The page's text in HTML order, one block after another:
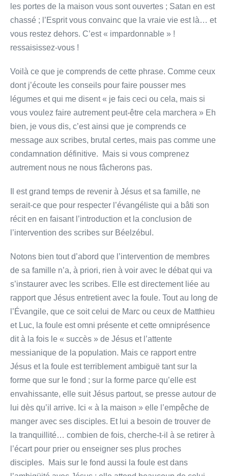
les portes de la maison vous sont ouvertes ; Satan en est
chassé ; l’Esprit vous convainc que la vraie vie est là… et
vous restez dehors. C’est « impardonnable » !
ressaisissez-vous !
Voilà ce que je comprends de cette phrase. Comme ceux
dont j’écoute les conseils pour faire pousser mes
légumes et qui me disent « je fais ceci ou cela, mais si
vous voulez faire autrement peut-être cela marchera » Eh
bien, je vous dis, c’est ainsi que je comprends ce
message aux scribes, brutal certes, mais pas comme une
condamnation définitive. Mais si vous comprenez
autrement nous ne nous fâcherons pas.
Il est grand temps de revenir à Jésus et sa famille, ne
serait-ce que pour respecter l’évangéliste qui a bâti son
récit en en faisant l’introduction et la conclusion de
l’intervention des scribes sur Béelzébul.
Notons bien tout d’abord que l’intervention de membres
de sa famille n’a, à priori, rien à voir avec le débat qui va
s’instaurer avec les scribes. Elle est directement liée au
rapport que Jésus entretient avec la foule. Tout au long de
l’Évangile, que ce soit celui de Marc ou ceux de Matthieu
et Luc, la foule est omni présente et cette omniprésence
dit à la fois le « succès » de Jésus et l’attente
messianique de la population. Mais ce rapport entre
Jésus et la foule est terriblement ambiguë tant sur la
forme que sur le fond ; sur la forme parce qu’elle est
envahissante, elle suit Jésus partout, se presse autour de
lui dès qu’il arrive. Ici « à la maison » elle l’empêche de
manger avec ses disciples. Et lui a besoin de trouver de
la tranquillité… combien de fois, cherche-t-il à se retirer à
l’écart pour prier ou enseigner ses plus proches
disciples. Mais sur le fond aussi la foule est dans